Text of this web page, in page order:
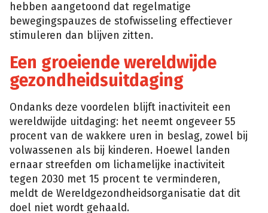
hebben aangetoond dat regelmatige
bewegingspauzes de stofwisseling effectiever
stimuleren dan blijven zitten.
Een groeiende wereldwijde
gezondheidsuitdaging
Ondanks deze voordelen blijft inactiviteit een
wereldwijde uitdaging: het neemt ongeveer 55
procent van de wakkere uren in beslag, zowel bij
volwassenen als bij kinderen. Hoewel landen
ernaar streefden om lichamelijke inactiviteit
tegen 2030 met 15 procent te verminderen,
meldt de Wereldgezondheidsorganisatie dat dit
doel niet wordt gehaald.